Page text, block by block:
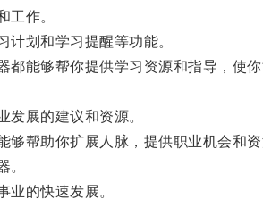
作。
划和学习提醒等功能。
够帮你提供学习资源和指导，使你
展的建议和资源。
帮助你扩展人脉，提供职业机会和资
。
的快速发展。